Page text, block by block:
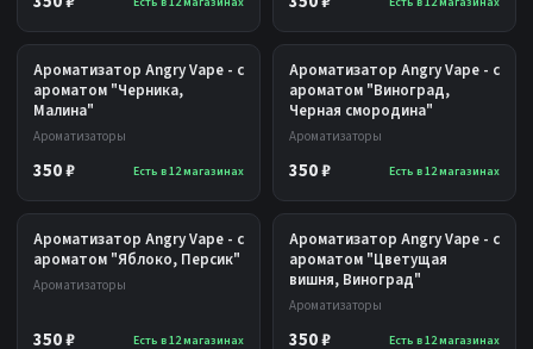
Ароматизатор Angry Vape - с
ароматом "Черника,
Малина"
Ароматизаторы
350 ₽ Есть в 12 магазинах
Ароматизатор Angry Vape - с
ароматом "Виноград,
Черная смородина"
Ароматизаторы
350 ₽ Есть в 12 магазинах
Ароматизатор Angry Vape - с
ароматом "Яблоко, Персик"
Ароматизаторы
350 ₽ Есть в 12 магазинах
Ароматизатор Angry Vape - с
ароматом "Цветущая
вишня, Виноград"
Ароматизаторы
350 ₽ Есть в 12 магазинах